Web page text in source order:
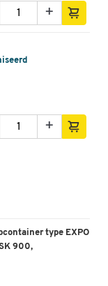
+
+
type EXPO
900,